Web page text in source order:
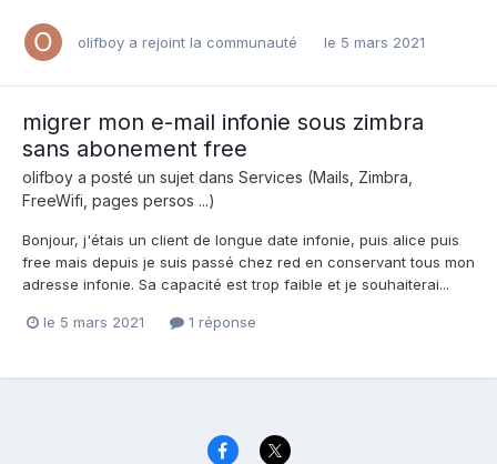
olifboy a rejoint la communauté le 5 mars 2021
migrer mon e-mail infonie sous zimbra
sans abonement free
olifboy a posté un sujet dans Services (Mails, Zimbra,
FreeWifi, pages persos ...)
Bonjour, j'étais un client de longue date infonie, puis alice puis
free mais depuis je suis passé chez red en conservant tous mon
adresse infonie. Sa capacité est trop faible et je souhaiterai...
le 5 mars 2021 1 réponse